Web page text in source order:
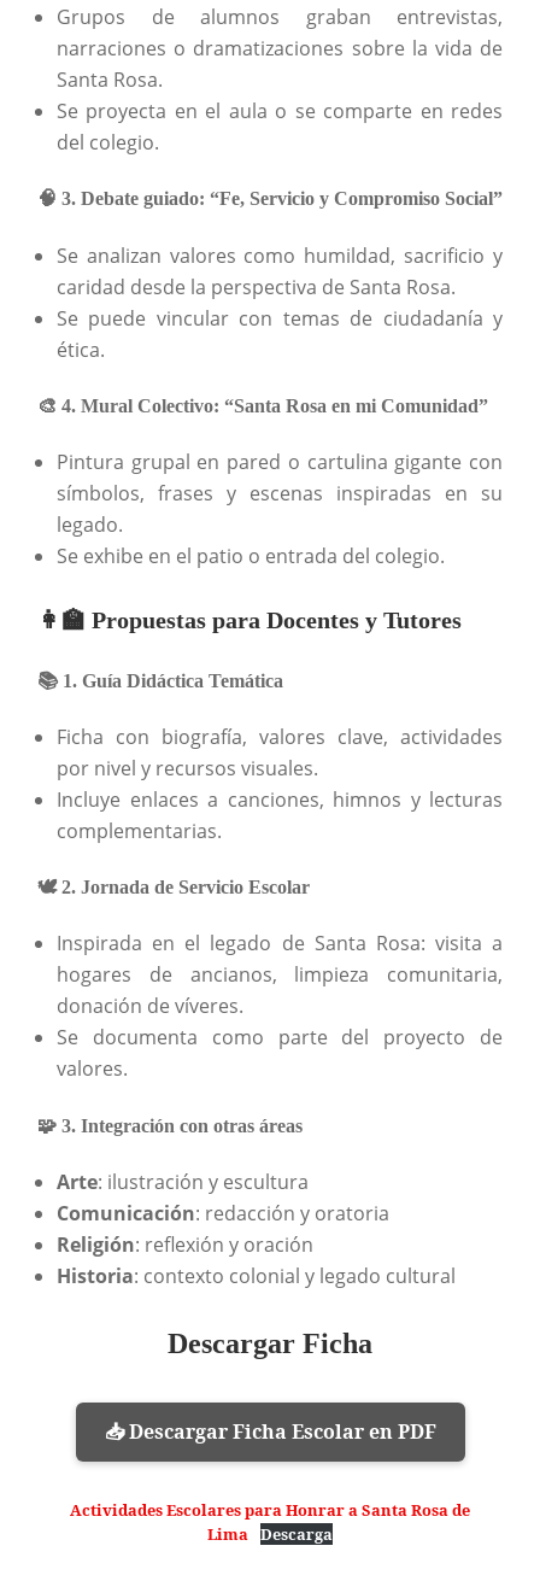
Grupos de alumnos graban entrevistas,
narraciones o dramatizaciones sobre la vida de
Santa Rosa.
Se proyecta en el aula o se comparte en redes
del colegio.
🧠 3. Debate guiado: “Fe, Servicio y Compromiso Social”
Se analizan valores como humildad, sacrificio y
caridad desde la perspectiva de Santa Rosa.
Se puede vincular con temas de ciudadanía y
ética.
🎨 4. Mural Colectivo: “Santa Rosa en mi Comunidad”
Pintura grupal en pared o cartulina gigante con
símbolos, frases y escenas inspiradas en su
legado.
Se exhibe en el patio o entrada del colegio.
👩‍🏫 Propuestas para Docentes y Tutores
📚 1. Guía Didáctica Temática
Ficha con biografía, valores clave, actividades
por nivel y recursos visuales.
Incluye enlaces a canciones, himnos y lecturas
complementarias.
🕊️ 2. Jornada de Servicio Escolar
Inspirada en el legado de Santa Rosa: visita a
hogares de ancianos, limpieza comunitaria,
donación de víveres.
Se documenta como parte del proyecto de
valores.
🧩 3. Integración con otras áreas
Arte: ilustración y escultura
Comunicación: redacción y oratoria
Religión: reflexión y oración
Historia: contexto colonial y legado cultural
Descargar Ficha
📥 Descargar Ficha Escolar en PDF
Actividades Escolares para Honrar a Santa Rosa de
Lima Descarga